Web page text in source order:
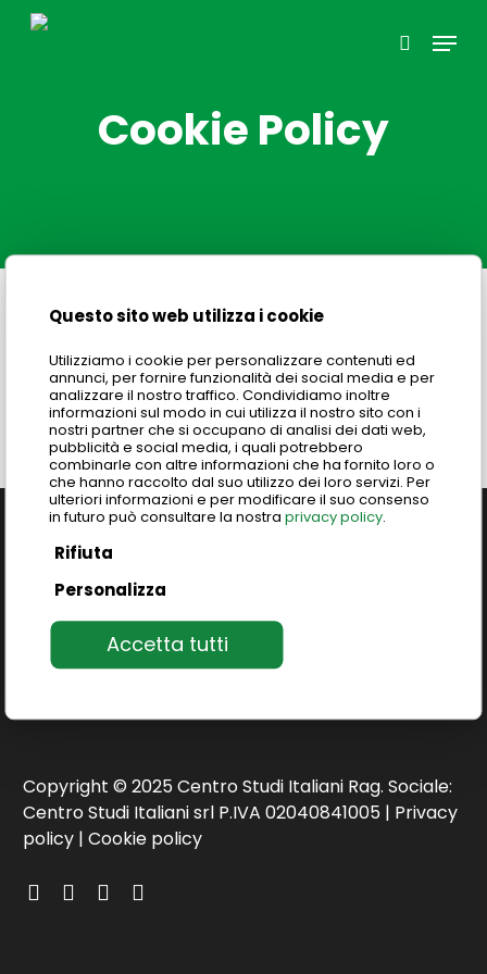
Questo sito web utilizza i cookie
Utilizziamo i cookie per personalizzare contenuti ed
annunci, per fornire funzionalità dei social media e per
analizzare il nostro traffico. Condividiamo inoltre
informazioni sul modo in cui utilizza il nostro sito con i
nostri partner che si occupano di analisi dei dati web,
pubblicità e social media, i quali potrebbero
combinarle con altre informazioni che ha fornito loro o
che hanno raccolto dal suo utilizzo dei loro servizi. Per
ulteriori informazioni e per modificare il suo consenso
in futuro può consultare la nostraprivacy policy.
Rifiuta
Personalizza
Accetta tutti
Skip
search
Menu
Cookie Policy
Click edit button to change this html
Courses in ItalyOnline CoursesLocations
About usContact usNewsletter
Copyright © 2025 Centro Studi Italiani Rag. Sociale:
Centro Studi Italiani srl P.IVA 02040841005 | Privacy
policy |Cookie policy